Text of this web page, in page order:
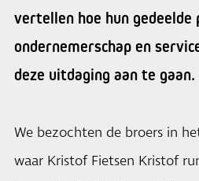
vertellen hoe hun gedeelde
ondernemerschap en
deze uitdaging aan te gaan.
We bezochten de broers in
waar Kristof Fietsen Kristof